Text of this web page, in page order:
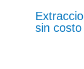
sin